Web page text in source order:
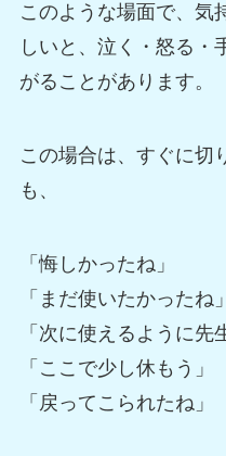
このような場面で、気
しいと、泣く・怒る・
がることがあります。
この場合は、すぐに切
も、
「悔しかったね」
「まだ使いたかったね」
「次に使えるように先
「ここで少し休もう」
「戻ってこられたね」